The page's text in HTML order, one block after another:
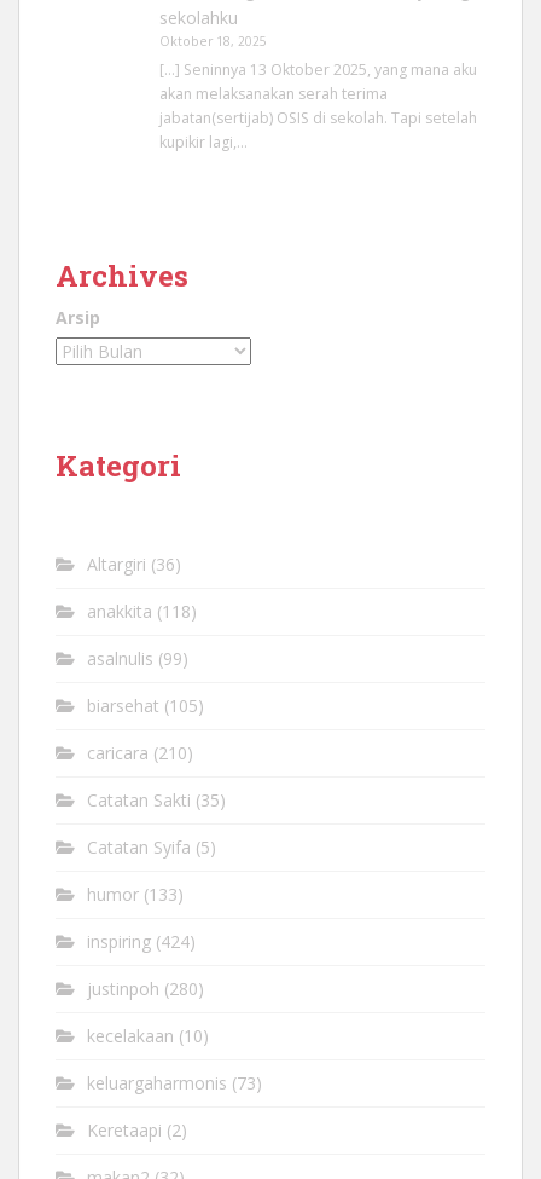
sekolahku
Oktober 18, 2025
[…] Seninnya 13 Oktober 2025, yang mana aku
akan melaksanakan serah terima
jabatan(sertijab) OSIS di sekolah. Tapi setelah
kupikir lagi,…
Archives
Arsip
Kategori
Altargiri (36)
anakkita (118)
asalnulis (99)
biarsehat (105)
caricara (210)
Catatan Sakti (35)
Catatan Syifa (5)
humor (133)
inspiring (424)
justinpoh (280)
kecelakaan (10)
keluargaharmonis (73)
Keretaapi (2)